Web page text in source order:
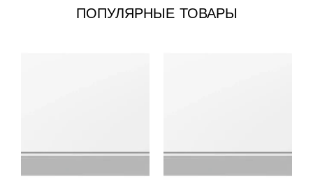
ПОПУЛЯРНЫЕ ТОВАРЫ